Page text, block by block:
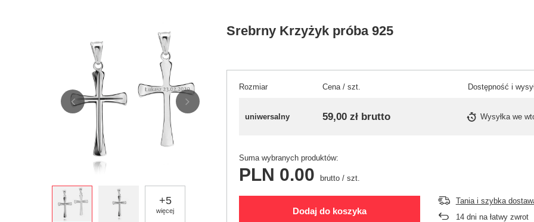
+5
więcej
Srebrny Krzyżyk próba 925
Rozmiar Cena / szt. Dostępność i
uniwersalny 59,00 złbrutto Wysyłka we
Suma wybranych produktów:
PLN 0.00 brutto/ szt.
Dodaj do koszyka
Tania i szybka
14dni na łatwy zwrot